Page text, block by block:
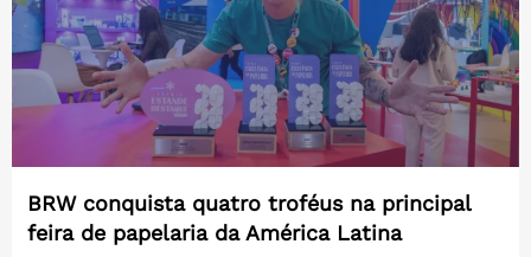
BRW conquista quatro troféus na principal
feira de papelaria da América Latina